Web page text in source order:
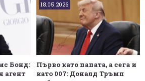
Бонд:
агент
18.05.2026
Първо като папата, а сега и
като 007: Доналд Тръмп